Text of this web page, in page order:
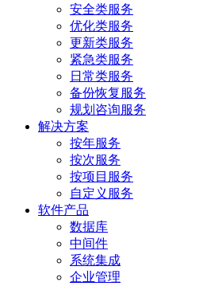
安全类服务
优化类服务
更新类服务
紧急类服务
日常类服务
备份恢复服务
规划咨询服务
解决方案
按年服务
按次服务
按项目服务
自定义服务
软件产品
数据库
中间件
系统集成
企业管理